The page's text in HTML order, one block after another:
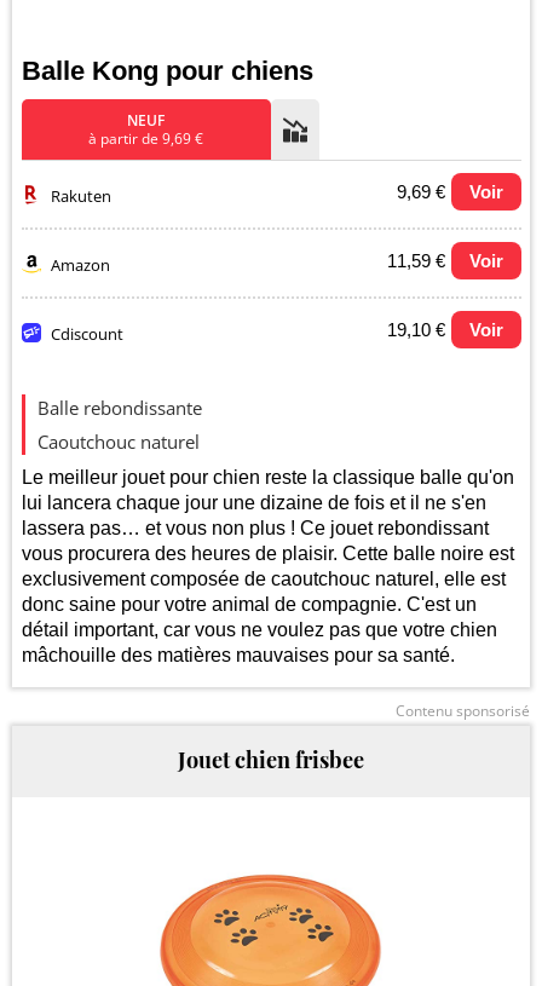
Balle Kong pour chiens
NEUF
à partir de 9,69 €
Rakuten 9,69 € Voir
Amazon 11,59 € Voir
Cdiscount 19,10 € Voir
Evolution du prix le plus bas (neuf):
2025 2026
6
8
10
12
Balle rebondissante
Caoutchouc naturel
Le meilleur jouet pour chien reste la classique balle qu'on
lui lancera chaque jour une dizaine de fois et il ne s'en
lassera pas… et vous non plus ! Ce jouet rebondissant
vous procurera des heures de plaisir. Cette balle noire est
exclusivement composée de caoutchouc naturel, elle est
donc saine pour votre animal de compagnie. C'est un
détail important, car vous ne voulez pas que votre chien
mâchouille des matières mauvaises pour sa santé.
Contenu sponsorisé
Jouet chien frisbee